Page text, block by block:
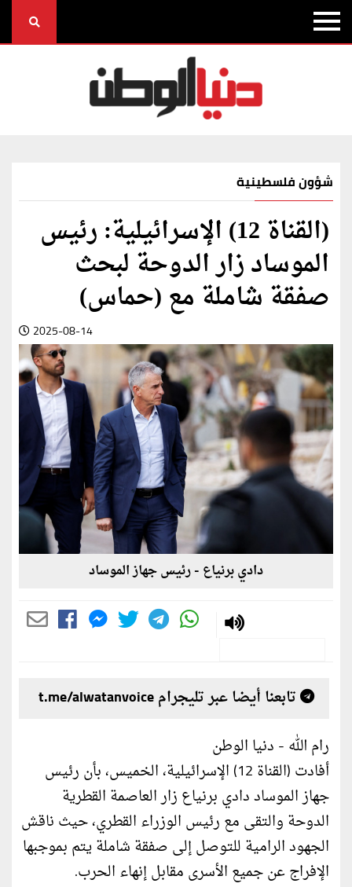
شؤون فلسطينية
(القناة 12) الإسرائيلية: رئيس
الموساد زار الدوحة لبحث
صفقة شاملة مع (حماس)
2025-08-14
دادي برنياع - رئيس جهاز الموساد
تابعنا أيضا عبر تليجرام t.me/alwatanvoice
رام الله - دنيا الوطن
أفادت (القناة 12) الإسرائيلية، الخميس، بأن رئيس
جهاز الموساد دادي برنياع زار العاصمة القطرية
الدوحة والتقى مع رئيس الوزراء القطري، حيث ناقش
الجهود الرامية للتوصل إلى صفقة شاملة يتم بموجبها
الإفراج عن جميع الأسرى مقابل إنهاء الحرب.